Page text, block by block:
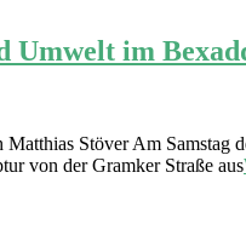
Umwelt im
Stöver Am
von der Gramker Straße aus